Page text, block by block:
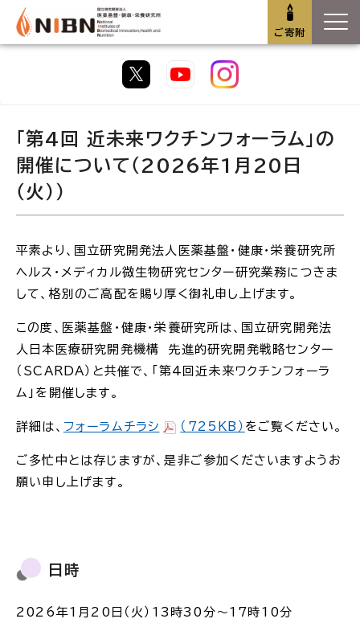
ご寄附
「第4回 近未来ワクチンフォーラム」の
開催について（2026年1月20日
（火））
平素より、国立研究開発法人医薬基盤・健康・栄養研究所
ヘルス・メディカル微生物研究センター研究業務につきま
して、格別のご高配を賜り厚く御礼申し上げます。
この度、医薬基盤・健康・栄養研究所は、国立研究開発法
人日本医療研究開発機構 先進的研究開発戦略センター
（SCARDA）と共催で、「第4回近未来ワクチンフォーラ
ム」を開催します。
詳細は、 フォーラムチラシ （725KB） をご覧ください。
ご多忙中とは存じますが、是非ご参加くださいますようお
願い申し上げます。
日時
2026年1月20日（火）13時30分～17時10分